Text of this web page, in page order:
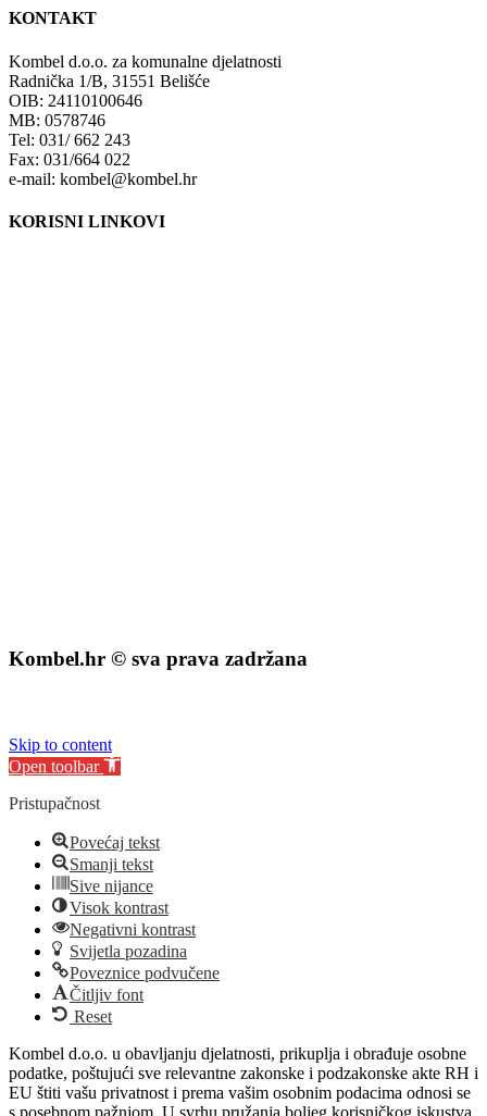
KONTAKT
Kombel d.o.o. za komunalne djelatnosti
Radnička 1/B, 31551 Belišće
OIB: 24110100646
MB: 0578746
Tel: 031/ 662 243
Fax: 031/664 022
e-mail: kombel@kombel.hr
KORISNI LINKOVI
Kombel.hr © sva prava zadržana
Skip to content
Open toolbar
Pristupačnost
Povećaj tekst
Smanji tekst
Sive nijance
Visok kontrast
Negativni kontrast
Svijetla pozadina
Poveznice podvučene
Čitljiv font
Reset
Kombel d.o.o. u obavljanju djelatnosti, prikuplja i obrađuje osobne
podatke, poštujući sve relevantne zakonske i podzakonske akte RH i
EU štiti vašu privatnost i prema vašim osobnim podacima odnosi se